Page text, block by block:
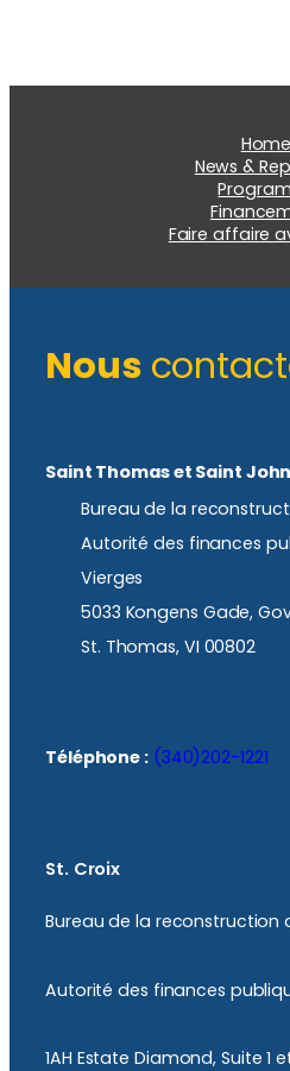
Home
News &
Faire affaire
Nous
Saint Thomas et Saint John
Bureau de la
Autorité des finances
Vierges
5033 Kongens Gade,
St. Thomas, VI 00802
Téléphone : (340)202-1221
St. Croix
Bureau de la reconstruction
Autorité des finances
1AH Estate Diamond, Suite 1